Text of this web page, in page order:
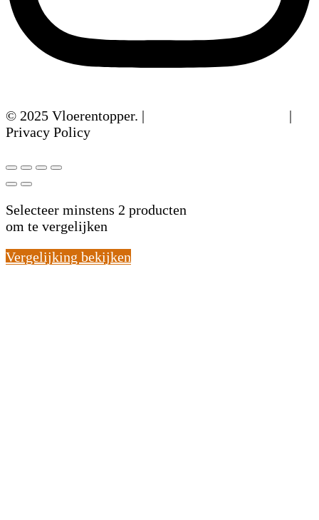
© 2025 Vloerentopper. |
|
Privacy Policy
Selecteer minstens 2 producten
om te vergelijken
Vergelijking bekijken